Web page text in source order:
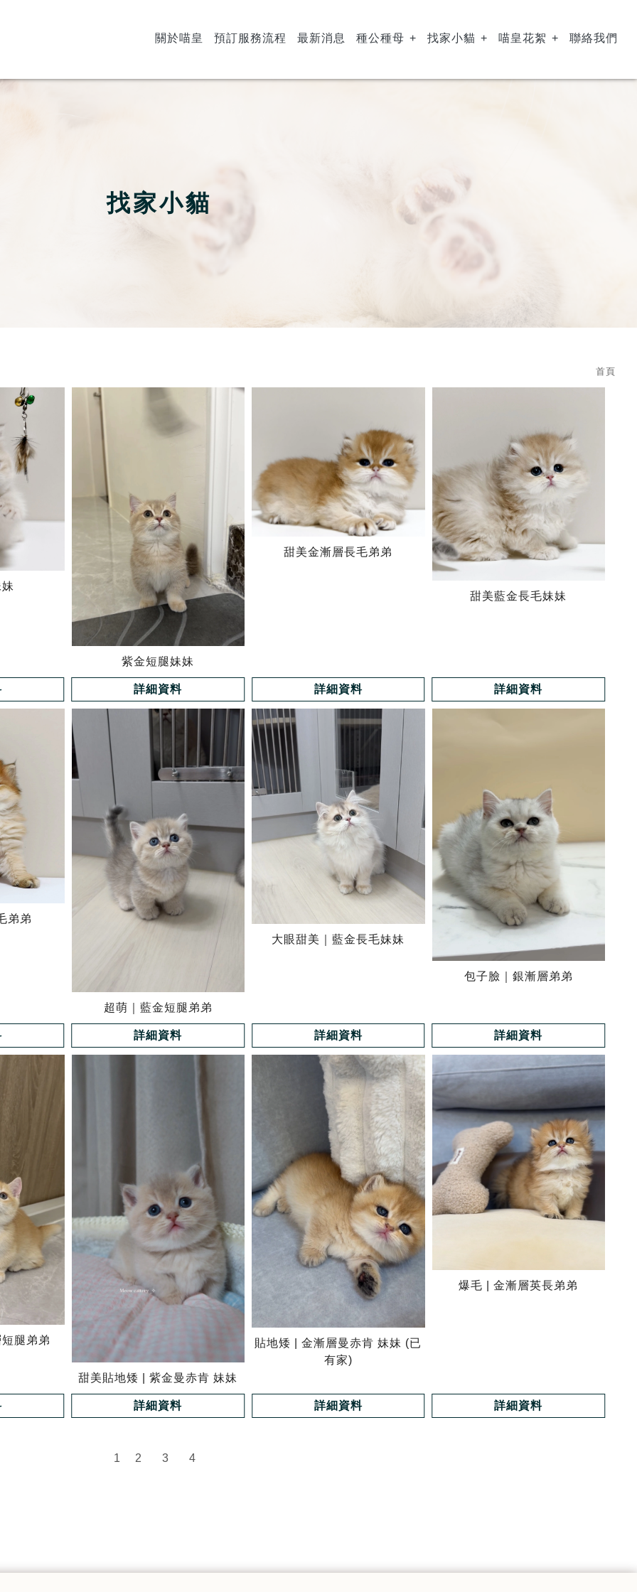
關於喵皇 預訂服務流程 最新消息 種公種母 找家小貓 喵皇花絮 聯絡我們
找家小貓
首頁
紫金短腿妹妹
詳細資料
甜美金漸層長毛弟弟
詳細資料
甜美藍金長毛妹妹
詳細資料
弟弟
超萌｜藍金短腿弟弟
詳細資料
大眼甜美｜藍金長毛妹妹
詳細資料
包子臉｜銀漸層弟弟
詳細資料
腿弟弟
甜美貼地矮 | 紫金曼赤肯 妹妹
詳細資料
貼地矮 | 金漸層曼赤肯 妹妹 (已
有家)
詳細資料
爆毛 | 金漸層英長弟弟
詳細資料
1 2 3 4